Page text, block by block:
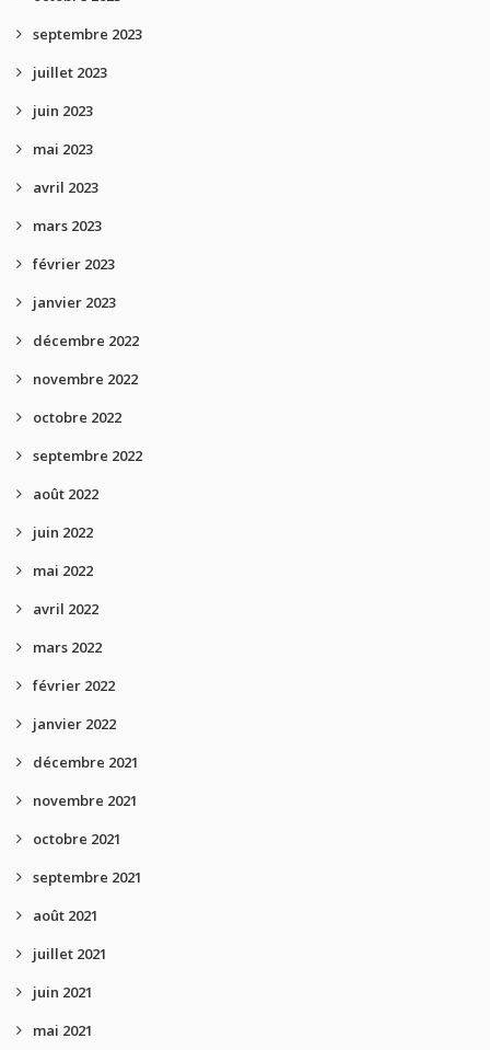
septembre 2023
juillet 2023
juin 2023
mai 2023
avril 2023
mars 2023
février 2023
janvier 2023
décembre 2022
novembre 2022
octobre 2022
septembre 2022
août 2022
juin 2022
mai 2022
avril 2022
mars 2022
février 2022
janvier 2022
décembre 2021
novembre 2021
octobre 2021
septembre 2021
août 2021
juillet 2021
juin 2021
mai 2021